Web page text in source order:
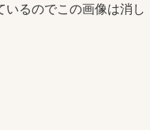
るのでこの画像は消し